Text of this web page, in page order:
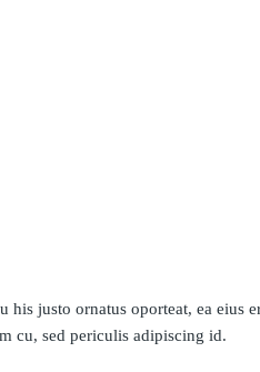
his justo ornatus oporteat, ea eius
cu, sed periculis adipiscing id.